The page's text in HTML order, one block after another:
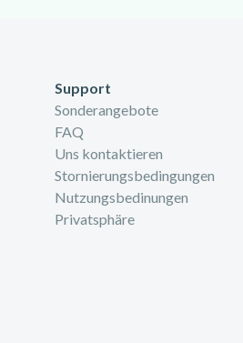
Support
Sonderangebote
FAQ
Uns kontaktieren
Stornierungsbedingungen
Nutzungsbedinungen
Privatsphäre